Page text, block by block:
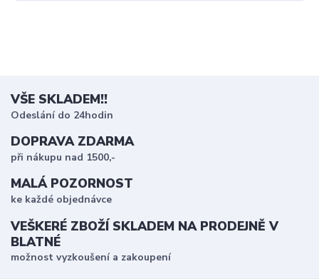
VŠE SKLADEM!!
Odeslání do 24hodin
DOPRAVA ZDARMA
při nákupu nad 1500,-
MALÁ POZORNOST
ke každé objednávce
VEŠKERÉ ZBOŽÍ SKLADEM NA PRODEJNĚ V
BLATNÉ
možnost vyzkoušení a zakoupení